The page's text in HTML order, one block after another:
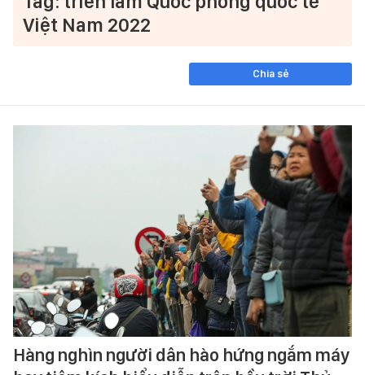
Việt Nam 2022
Chia sẻ
Hàng nghìn người dân hào hứng ngắm máy